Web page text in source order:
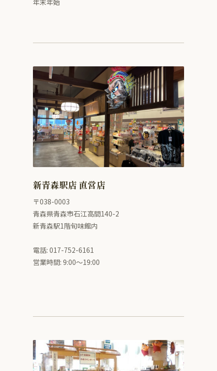
新青森駅店 直営店
〒038-0003
青森県青森市石江高間140-2
新青森駅1階旬味館内
電話: 017-752-6161
営業時間: 9:00〜19:00